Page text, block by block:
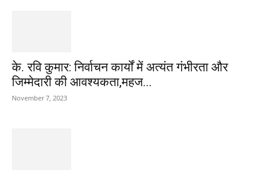
के. रवि कुमार: निर्वाचन कार्यों में अत्यंत गंभीरता और
जिम्मेदारी की आवश्यकता,महज...
November 7, 2023